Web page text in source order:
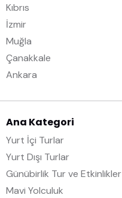
Kıbrıs
İzmir
Muğla
Çanakkale
Ankara
Ana Kategori
Yurt İçi Turlar
Yurt Dışı Turlar
Günübirlik Tur ve Etkinlikler
Mavi Yolculuk